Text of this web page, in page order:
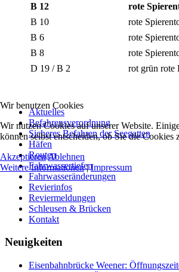
B 12
rote
B 10
rote
B 6
rote
B 8
rote
D 19 / B 2
rot grün rote
Aktuelles
Befahrensverordnung
Sicheres Befahren der Seegatten
Häfen
Routen
Fahrwassertiefen
Fahrwasseränderungen
Revierinfos
Reviermeldungen
Schleusen & Brücken
Kontakt
Neuigkeiten
Eisenbahnbrücke Weener:
Wir benutzen Cookies
Wir nutzen Cookies auf unserer Website.
können selbst entscheiden, ob Sie die
AkzeptierenAblehnen
Weitere Informationen|Impressum